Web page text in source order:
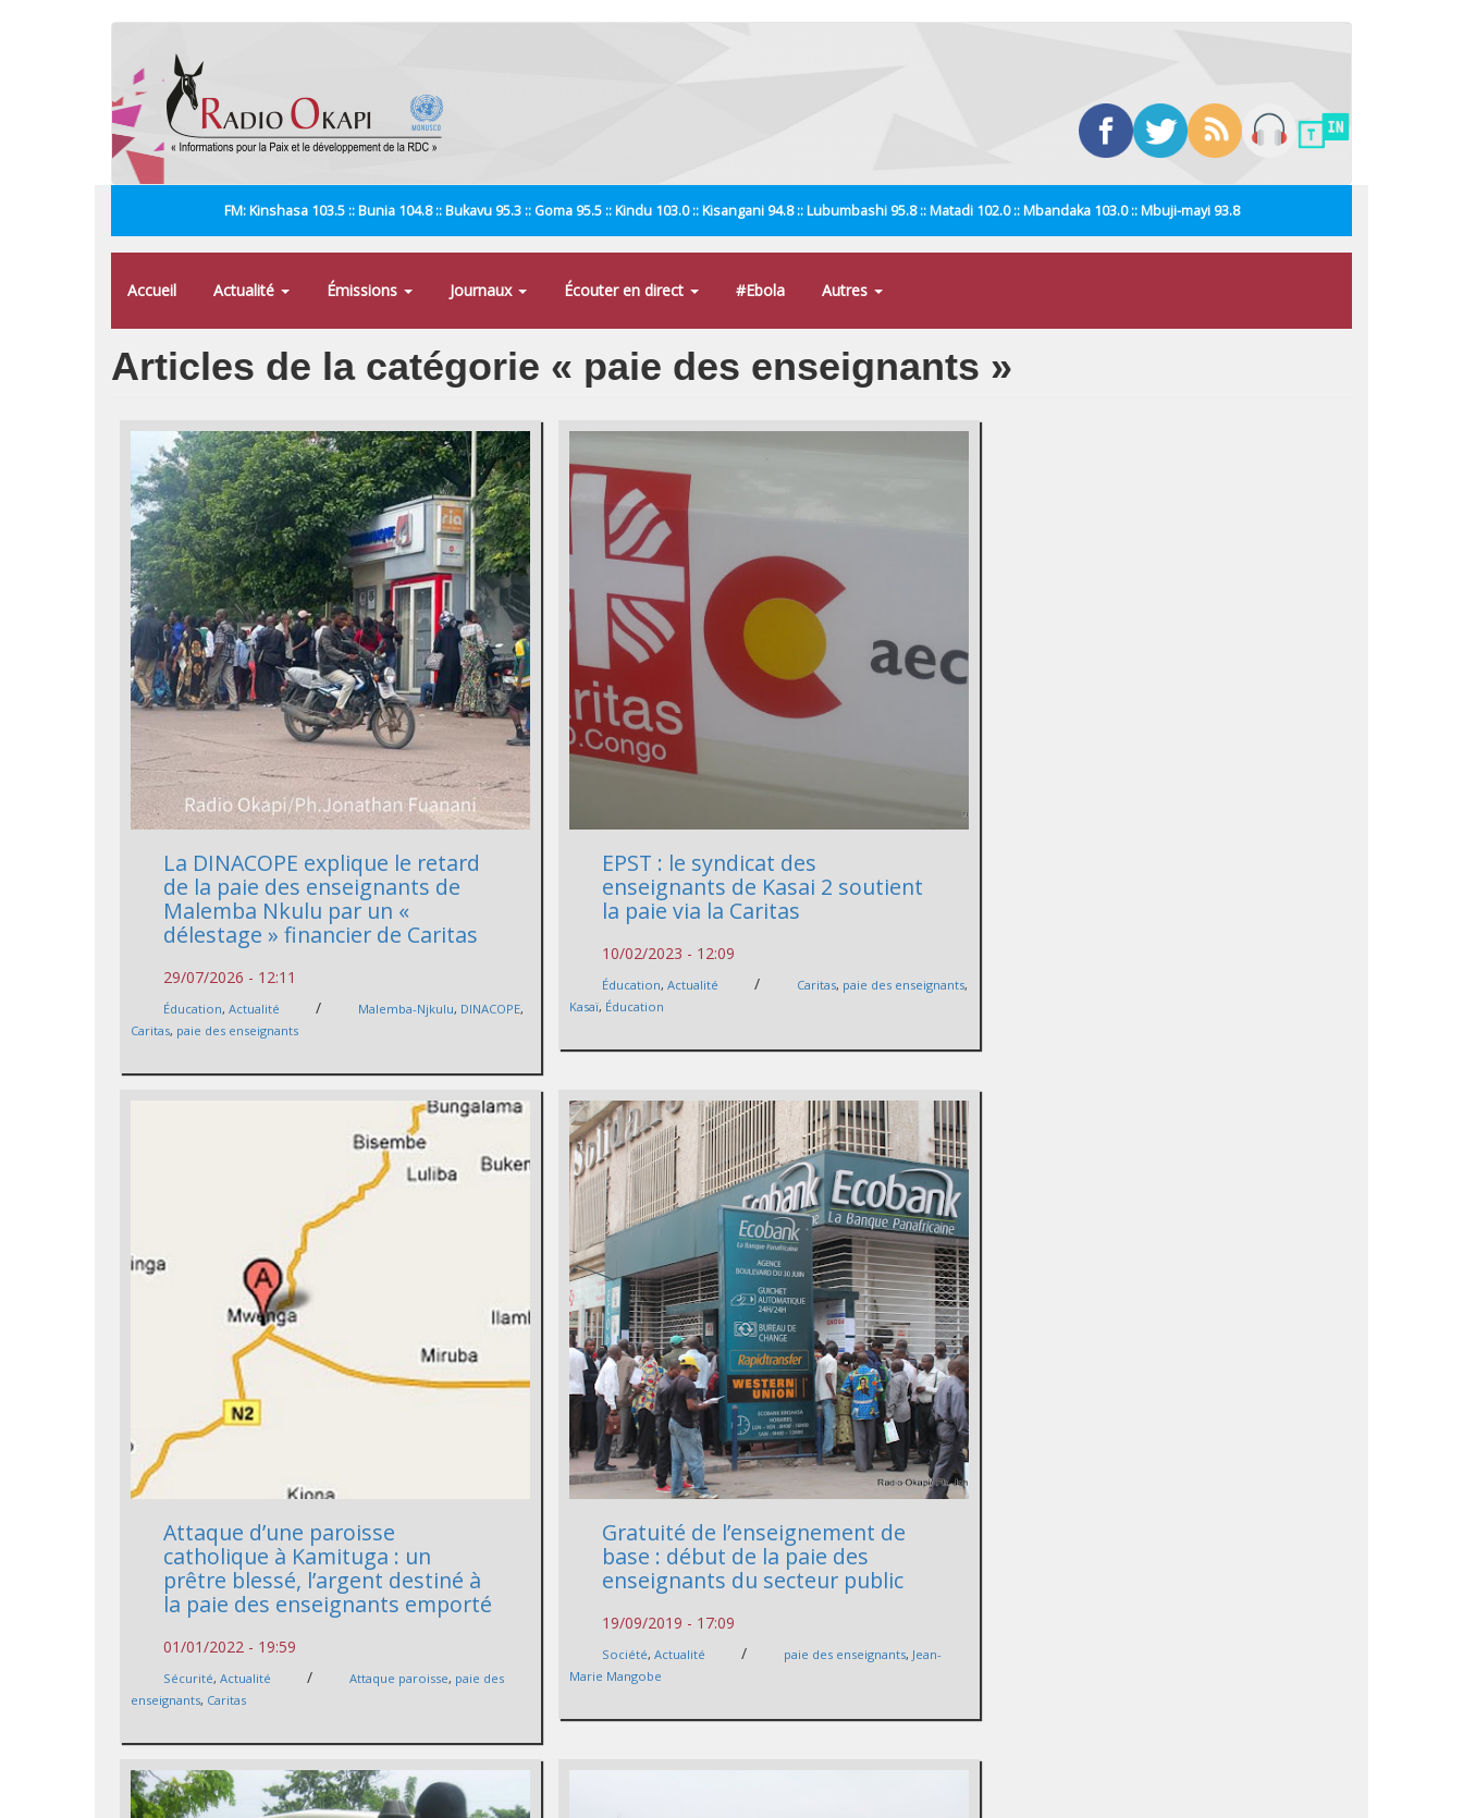
FM: Kinshasa 103.5 :: Bunia 104.8 :: Bukavu 95.3 :: Goma 95.5 :: Kindu 103.0 :: Kisangani 94.8 :: Lubumbashi 95.8 :: Matadi 102.0 :: Mbandaka 103.0 :: Mbuji-mayi 93.8
Accueil Actualité Émissions Journaux Écouter en direct #Ebola Autres
Articles de la catégorie « paie des enseignants »
La DINACOPE explique le retard
de la paie des enseignants de
Malemba Nkulu par un «
délestage » financier de Caritas
29/07/2026 - 12:11
Éducation,Actualité / Malemba-Njkulu, DINACOPE,
Caritas, paie des enseignants
EPST : le syndicat des
enseignants de Kasai 2 soutient
la paie via la Caritas
10/02/2023 - 12:09
Éducation,Actualité / Caritas, paie des enseignants,
Kasaï, Éducation
Attaque d’une paroisse
catholique à Kamituga : un
prêtre blessé, l’argent destiné à
la paie des enseignants emporté
01/01/2022 - 19:59
Sécurité,Actualité / Attaque paroisse, paie des
enseignants, Caritas
Gratuité de l’enseignement de
base : début de la paie des
enseignants du secteur public
19/09/2019 - 17:09
Société,Actualité / paie des enseignants, Jean-
Marie Mangobe